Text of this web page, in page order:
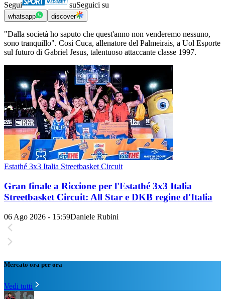
Segui suSeguici su
whatsapp discover
"Dalla società ho saputo che quest'anno non venderemo nessuno,
sono tranquillo". Così Cuca, allenatore del Palmeirais, a Uol Esporte
sul futuro di Gabriel Jesus, talentuoso attaccante classe 1997.
Estathé 3x3 Italia Streetbasket Circuit
Gran finale a Riccione per l'Estathé 3x3 Italia
Streetbasket Circuit: All Star e DKB regine d'Italia
06 Ago 2026 - 15:59Daniele Rubini
Mercato ora per ora
Vedi tutti